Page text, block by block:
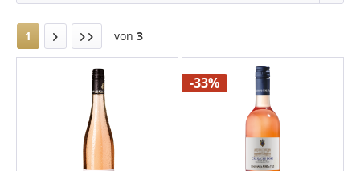
1 von 3
-33%